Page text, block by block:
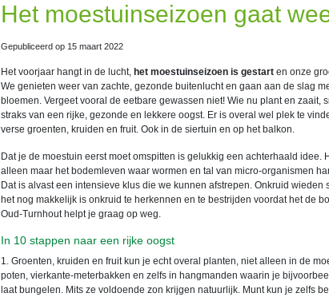
Het moestuinseizoen gaat
Gepubliceerd op 15 maart 2022
Het voorjaar hangt in de lucht, het moestuinseizoen is gestart en onze
We genieten weer van zachte, gezonde buitenlucht en gaan aan de slag
bloemen. Vergeet vooral de eetbare gewassen niet! Wie nu plant en zaait,
straks van een rijke, gezonde en lekkere oogst. Er is overal wel plek te
verse groenten, kruiden en fruit. Ook in de siertuin en op het balkon.
Dat je de moestuin eerst moet omspitten is gelukkig een achterhaald idee.
alleen maar het bodemleven waar wormen en tal van micro-organismen
Dat is alvast een intensieve klus die we kunnen afstrepen. Onkruid
het nog makkelijk is onkruid te herkennen en te bestrijden voordat het de
Oud-Turnhout helpt je graag op weg.
In 10 stappen naar een rijke oogst
1. Groenten, kruiden en fruit kun je echt overal planten, niet alleen in de
poten, vierkante-meterbakken en zelfs in hangmanden waarin je
laat bungelen. Mits ze voldoende zon krijgen natuurlijk. Munt kun je zelfs